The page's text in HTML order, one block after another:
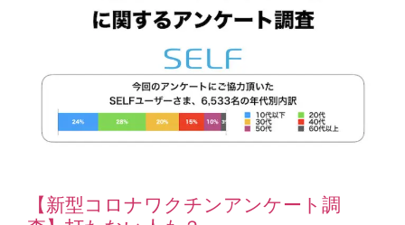
【新型コロナワクチンアンケート調